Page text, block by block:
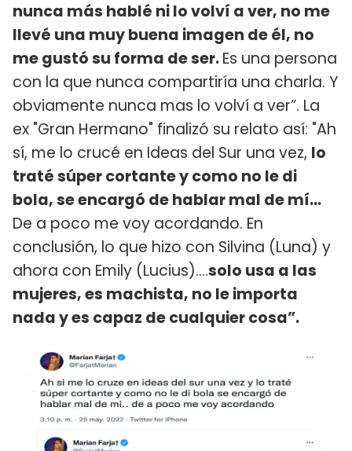
nunca más hablé ni lo volví a ver, no me
llevé una muy buena imagen de él, no
me gustó su forma de ser.Es una persona
con la que nunca compartiría una charla. Y
obviamente nunca mas lo volví a ver”. La
ex "Gran Hermano" finalizó su relato así: "Ah
sí, me lo crucé en Ideas del Sur una vez, lo
traté súper cortante y como no le di
bola, se encargó de hablar mal de mí...
De a poco me voy acordando. En
conclusión, lo que hizo con Silvina (Luna) y
ahora con Emily (Lucius)....solo usa a las
mujeres, es machista, no le importa
nada y es capaz de cualquier cosa”.